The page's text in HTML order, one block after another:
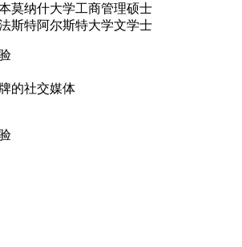
莫纳什大学工商管理硕士
斯特阿尔斯特大学文学士
的社交媒体